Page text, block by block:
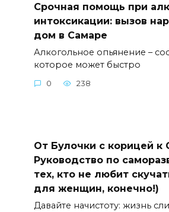
Срочная помощь при
интоксикации: вызов
дом в Самаре
Алкогольное опьянение –
которое может быстро
0 238
От Булочки с корицей к
Руководство по
тех, кто не любит
для женщин, конечно!)
Давайте начистоту: жизнь